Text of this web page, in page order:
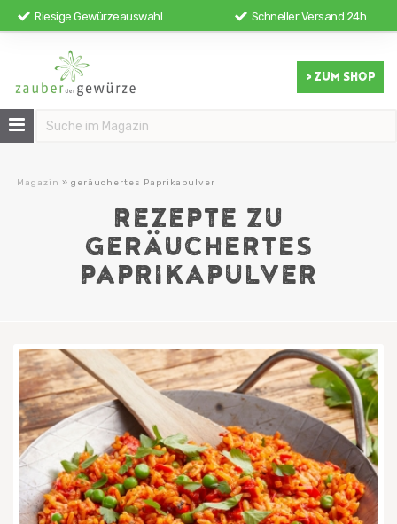
Riesige Gewürzeauswahl Schneller Versand 24h
> ZUM SHOP
REZEPTE ZU
GERÄUCHERTES
PAPRIKAPULVER
Magazin » geräuchertes Paprikapulver